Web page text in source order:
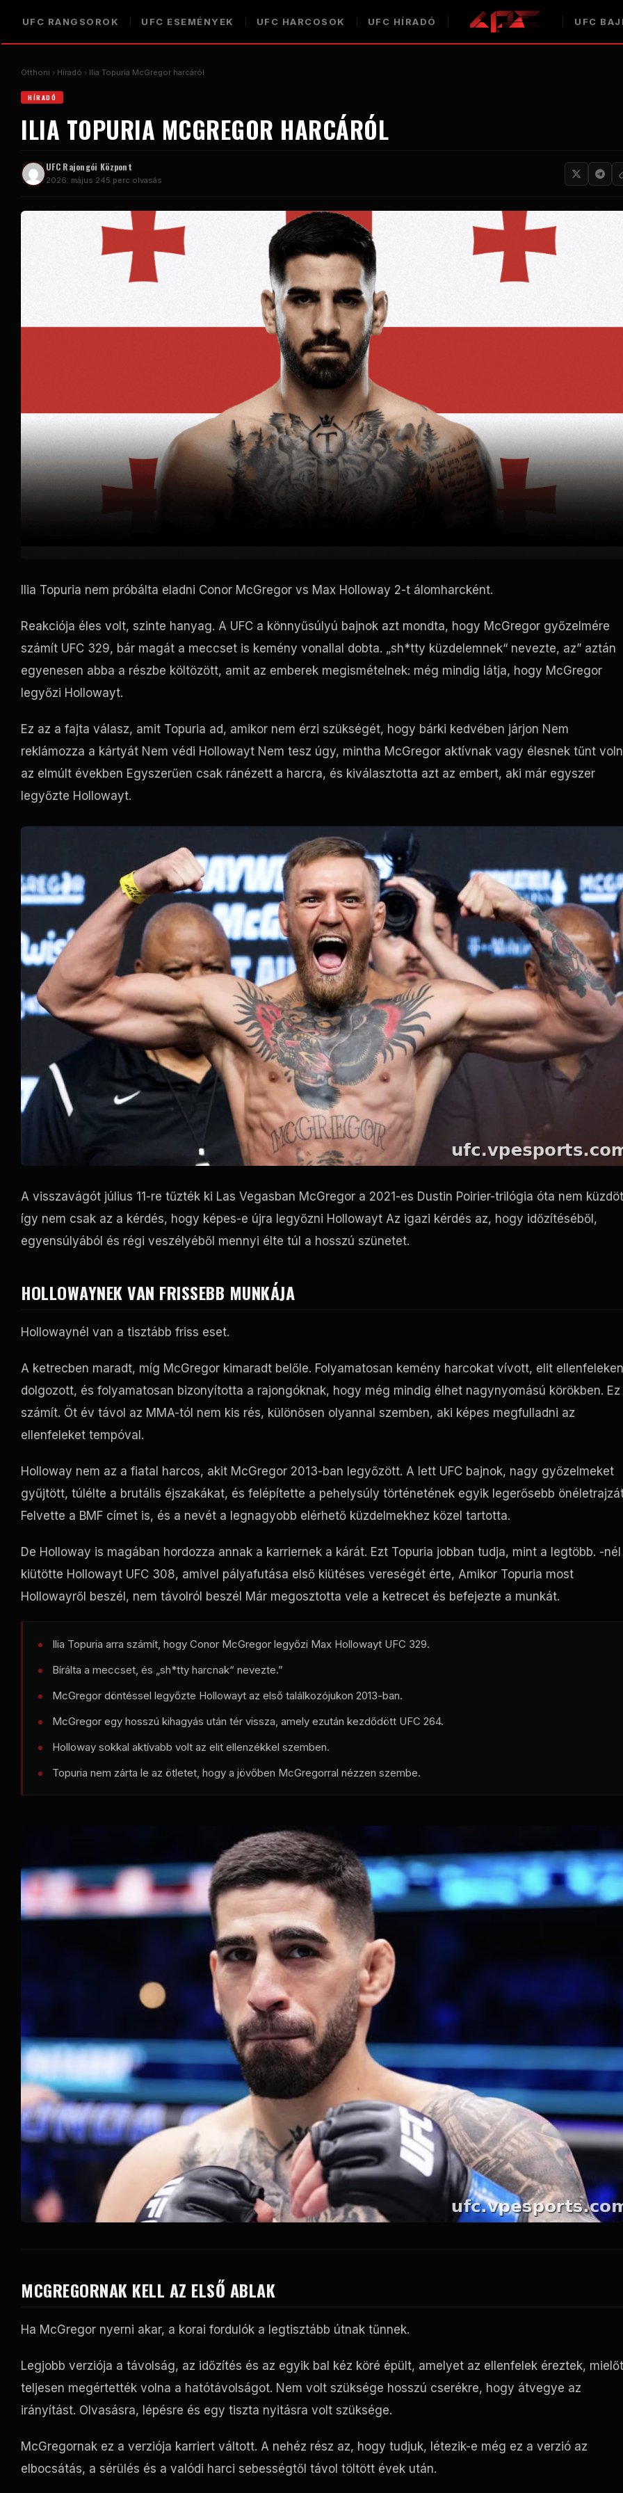
UFC RANGSOROK UFC ESEMÉNYEK UFC HARCOSOK UFC HÍRADÓ UFC
Otthoni Híradó Ilia Topuria McGregor harcáról
HÍRADÓ
ILIA TOPURIA MCGREGOR HARCÁRÓL
UFCRajongói Központ
2026. május 245 perc olvasás
Ilia Topuria nem próbálta eladni Conor McGregor vs Max Holloway 2-t álomharcként.
Reakciója éles volt, szinte hanyag. A UFC a könnyűsúlyú bajnok azt mondta, hogy McGregor győzelmére
számít UFC 329, bár magát a meccset is kemény vonallal dobta. „sh*tty küzdelemnek“ nevezte, az” aztán
egyenesen abba a részbe költözött, amit az emberek megismételnek: még mindig látja, hogy McGregor
legyőzi Hollowayt.
Ez az a fajta válasz, amit Topuria ad, amikor nem érzi szükségét, hogy bárki kedvében járjon Nem
reklámozza a kártyát Nem védi Hollowayt Nem tesz úgy, mintha McGregor aktívnak vagy élesnek tűnt
az elmúlt években Egyszerűen csak ránézett a harcra, és kiválasztotta azt az embert, aki már egyszer
legyőzte Hollowayt.
A visszavágót július 11-re tűzték ki Las Vegasban McGregor a 2021-es Dustin Poirier-trilógia óta nem
így nem csak az a kérdés, hogy képes-e újra legyőzni Hollowayt Az igazi kérdés az, hogy időzítéséből,
egyensúlyából és régi veszélyéből mennyi élte túl a hosszú szünetet.
HOLLOWAYNEK VAN FRISSEBB MUNKÁJA
Hollowaynél van a tisztább friss eset.
A ketrecben maradt, míg McGregor kimaradt belőle. Folyamatosan kemény harcokat vívott, elit ellenfeleken
dolgozott, és folyamatosan bizonyította a rajongóknak, hogy még mindig élhet nagynyomású körökben. Ez
számít. Öt év távol az MMA-tól nem kis rés, különösen olyannal szemben, aki képes megfulladni az
ellenfeleket tempóval.
Holloway nem az a fiatal harcos, akit McGregor 2013-ban legyőzött. A lett UFC bajnok, nagy győzelmeket
gyűjtött, túlélte a brutális éjszakákat, és felépítette a pehelysúly történetének egyik legerősebb
Felvette a BMF címet is, és a nevét a legnagyobb elérhető küzdelmekhez közel tartotta.
De Holloway is magában hordozza annak a karriernek a kárát. Ezt Topuria jobban tudja, mint a legtöbb. -nél
kiütötte Hollowayt UFC 308, amivel pályafutása első kiütéses vereségét érte, Amikor Topuria most
Hollowayről beszél, nem távolról beszél Már megosztotta vele a ketrecet és befejezte a munkát.
Ilia Topuria arra számít, hogy Conor McGregor legyőzi Max Hollowayt UFC 329.
Bírálta a meccset, és „sh*tty harcnak“ nevezte.”
McGregor döntéssel legyőzte Hollowayt az első találkozójukon 2013-ban.
McGregor egy hosszú kihagyás után tér vissza, amely ezután kezdődött UFC 264.
Holloway sokkal aktívabb volt az elit ellenzékkel szemben.
Topuria nem zárta le az ötletet, hogy a jövőben McGregorral nézzen szembe.
MCGREGORNAK KELL AZ ELSŐ ABLAK
Ha McGregor nyerni akar, a korai fordulók a legtisztább útnak tűnnek.
Legjobb verziója a távolság, az időzítés és az egyik bal kéz köré épült, amelyet az ellenfelek éreztek,
teljesen megértették volna a hatótávolságot. Nem volt szüksége hosszú cserékre, hogy átvegye az
irányítást. Olvasásra, lépésre és egy tiszta nyitásra volt szüksége.
McGregornak ez a verziója karriert váltott. A nehéz rész az, hogy tudjuk, létezik-e még ez a verzió az
elbocsátás, a sérülés és a valódi harci sebességtől távol töltött évek után.